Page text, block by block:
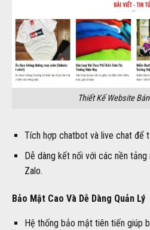
Thiết Kế Website
Tích hợp chatbot và live chat để
Dễ dàng kết nối với các nền
Zalo.
Bảo Mật Cao Và Dễ Dàng Quản Lý
Hệ thống bảo mật tiên tiến giúp